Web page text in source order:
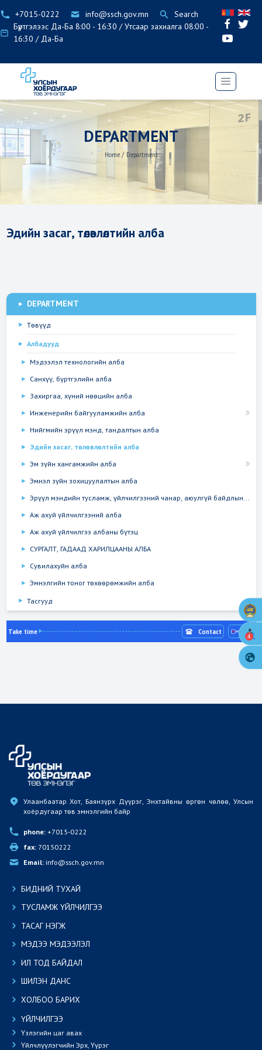
+7015-0222 info@ssch.gov.mn
Search
Бүртгэлээс Да-Ба 8:00 - 16:30 / Утсаар захиалга 08:00 -
16:30 / Да-Ба
DEPARTMENT
Home / Department
Эдийн засаг, төлөвлөлтийн алба
DEPARTMENT
Төвүүд
Албадууд
Мэдээлэл технологийн алба
Санхүү, бүртгэлийн алба
Захиргаа, хүний нөөцийн алба
Инженерийн байгууламжийн алба
Нийгмийн эрүүл мэнд, тандалтын алба
Эдийн засаг, төлөвлөлтийн алба
Эм зүйн хангамжийн алба
Эмнэл зүйн зохицуулалтын алба
Эрүүл мэндийн тусламж, үйлчилгээний чанар, аюулгүй байдлын...
Аж ахуй үйлчилгээний алба
Аж ахуй үйлчилгээ албаны бүтэц
СУРГАЛТ, ГАДААД ХАРИЛЦААНЫ АЛБА
Сувилахуйн алба
Эмнэлгийн тоног төхөөрөмжийн алба
Тасгууд
Take time Contact
Улаанбаатар Хот, Баянзүрх Дүүрэг, Энхтайвны өргөн чөлөө, Улсын
хоёрдугаар төв эмнэлгийн байр
phone: +7015-0222
fax: 70150222
Email: info@ssch.gov.mn
БИДНИЙ ТУХАЙ
ТУСЛАМЖ ҮЙЛЧИЛГЭЭ
ТАСАГ НЭГЖ
МЭДЭЭ МЭДЭЭЛЭЛ
ИЛ ТОД БАЙДАЛ
ШИЛЭН ДАНС
ХОЛБОО БАРИХ
ҮЙЛЧИЛГЭЭ
Үзлэгийн цаг авах
Үйлчлүүлэгчийн Эрх, Үүрэг
4